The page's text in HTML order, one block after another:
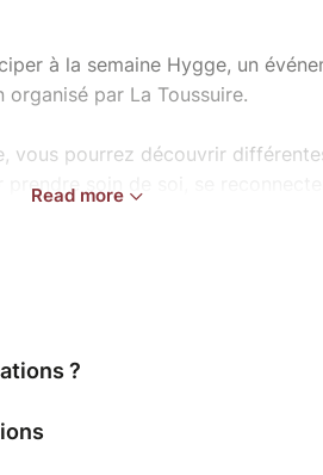
à la semaine Hygge, un
par La Toussuire.
vous pourrez découvrir
soin de soi, se
un atelier de breathwork
Read more
?